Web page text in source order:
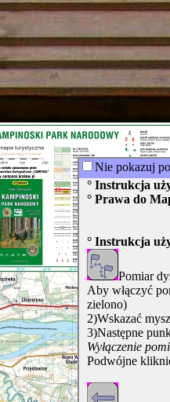
zapraszamy
Nie pokazuj
° Instrukcja
° Prawa do
° Instrukcja
Pomiar
Aby włączyć
zielono)
2)Wskazać
3)Następne
Wyłączenie
Podwójne